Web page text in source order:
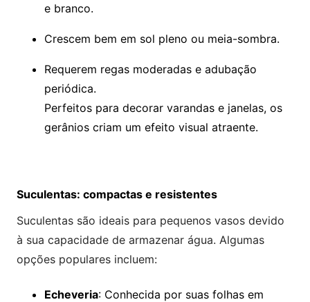
e branco.
Crescem bem em sol pleno ou meia-sombra.
Requerem regas moderadas e adubação
periódica.
Perfeitos para decorar varandas e janelas, os
gerânios criam um efeito visual atraente.
Suculentas: compactas e resistentes
Suculentas são ideais para pequenos vasos devido
à sua capacidade de armazenar água. Algumas
opções populares incluem:
Echeveria: Conhecida por suas folhas em